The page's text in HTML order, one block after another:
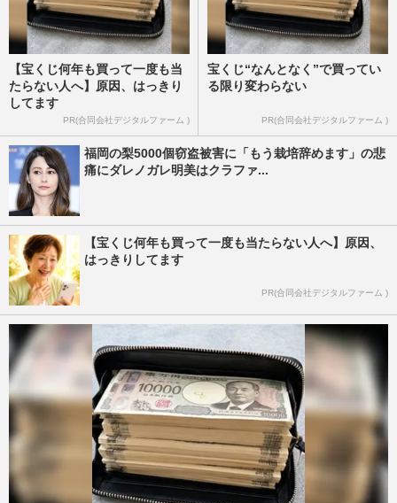
【宝くじ何年も買って一度も当
たらない人へ】原因、はっきり
してます
PR(合同会社デジタルファーム )
宝くじ“なんとなく”で買ってい
る限り変わらない
PR(合同会社デジタルファーム )
福岡の梨5000個窃盗被害に「もう栽培辞めます」の悲
痛にダレノガレ明美はクラファ...
【宝くじ何年も買って一度も当たらない人へ】原因、
はっきりしてます
PR(合同会社デジタルファーム )